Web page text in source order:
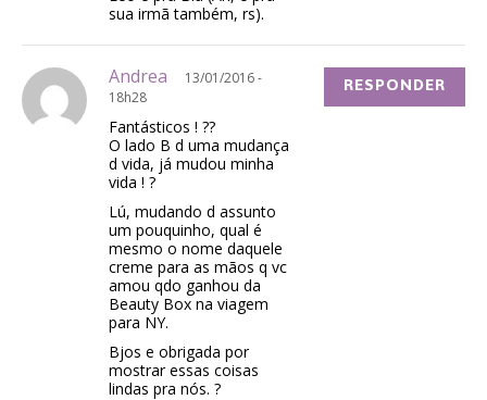
sua irmã também, rs).
Andrea
13/01/2016 -
18h28
Fantásticos ! ??
O lado B d uma mudança
d vida, já mudou minha
vida ! ?
Lú, mudando d assunto
um pouquinho, qual é
mesmo o nome daquele
creme para as mãos q vc
amou qdo ganhou da
Beauty Box na viagem
para NY.
Bjos e obrigada por
mostrar essas coisas
lindas pra nós. ?
RESPONDER